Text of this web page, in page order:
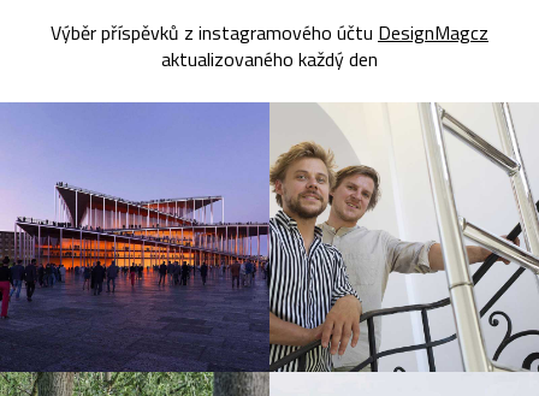
Výběr příspěvků z instagramového účtu DesignMagcz
aktualizovaného každý den